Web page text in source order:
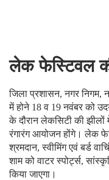
लेक फेस्टिवल
जिला प्रशासन, नगर निगम,
में होने 18 व 19 नवंबर को
के दौरान लेकसिटी की झीलों
रंगारंग आयोजन होंगे। लेक
श्रमदान, स्वीमिंग एवं बर्ड
शाम को वाटर स्पोर्ट्स,
किया जाएगा।